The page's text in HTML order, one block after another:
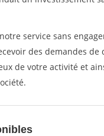
service sans
des demandes de
de votre activité et